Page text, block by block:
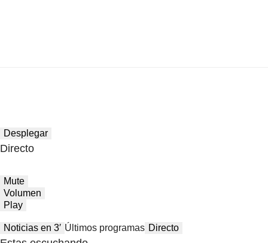
Desplegar
Directo
Mute
Volumen
Play
Noticias en 3′ Últimos programas Directo